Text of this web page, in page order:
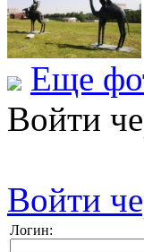
Еще
Войти
Войти
Логин: